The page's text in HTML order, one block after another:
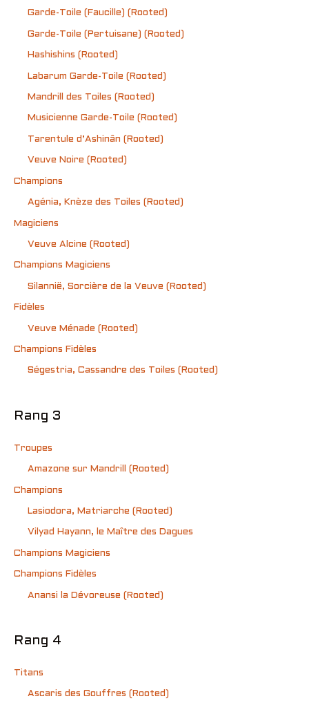
Garde-Toile (Faucille) (Rooted)
Garde-Toile (Pertuisane) (Rooted)
Hashishins (Rooted)
Labarum Garde-Toile (Rooted)
Mandrill des Toiles (Rooted)
Musicienne Garde-Toile (Rooted)
Tarentule d’Ashinân (Rooted)
Veuve Noire (Rooted)
Champions
Agénia, Knèze des Toiles (Rooted)
Magiciens
Veuve Alcine (Rooted)
Champions Magiciens
Silannië, Sorcière de la Veuve (Rooted)
Fidèles
Veuve Ménade (Rooted)
Champions Fidèles
Ségestria, Cassandre des Toiles (Rooted)
Rang 3
Troupes
Amazone sur Mandrill (Rooted)
Champions
Lasiodora, Matriarche (Rooted)
Vilyad Hayann, le Maître des Dagues
Champions Magiciens
Champions Fidèles
Anansi la Dévoreuse (Rooted)
Rang 4
Titans
Ascaris des Gouffres (Rooted)